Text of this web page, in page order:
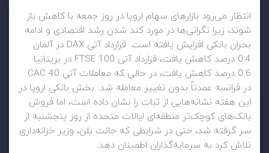
انتظار می‌رود بازارهای سهام اروپا در روز جمعه با کاهش باز
شوند، زیرا نگرانی‌ها در مورد کند شدن رشد اقتصادی و ادامه
بحران بانکی افزایش یافته است. قرارداد آتی DAX در آلمان
0.4 درصد کاهش یافت، قرارداد آتی FTSE 100 در بریتانیا
0.6 درصد کاهش یافت، در حالی که معاملات آتی CAC 40
در فرانسه عمدتاً بدون تغییر معامله شد. بخش بانکی اروپا در
این هفته نشانه‌هایی از ثبات را نشان داده است، اما فروش
بانک‌های کوچک‌تر منطقه‌ای ایالات متحده از روز پنجشنبه از
سر گرفته شد، حتی در شرایطی که جانت یلن، وزیر خزانه‌داری
تلاش کرد به سرمایه‌گذاران اطمینان دهد.